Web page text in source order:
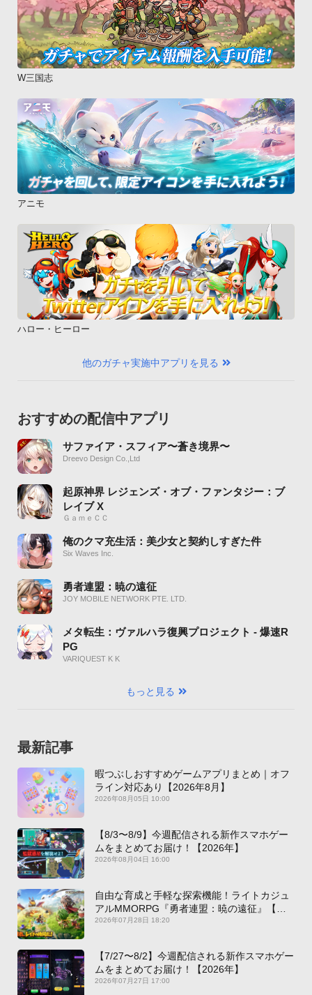
W三国志
アニモ
ハロー・ヒーロー
他のガチャ実施中アプリを見る
おすすめの配信中アプリ
サファイア・スフィア〜蒼き境界〜
Dreevo Design Co.,Ltd
起原神界 レジェンズ・オブ・ファンタジー：ブ
レイブ X
ＧａｍｅＣＣ
俺のクマ充生活：美少女と契約しすぎた件
Six Waves Inc.
勇者連盟：暁の遠征
JOY MOBILE NETWORK PTE. LTD.
メタ転生：ヴァルハラ復興プロジェクト - 爆速R
PG
VARIQUEST K K
もっと見る
最新記事
暇つぶしおすすめゲームアプリまとめ｜オフ
ライン対応あり【2026年8月】
2026年08月05日 10:00
【8/3〜8/9】今週配信される新作スマホゲー
ムをまとめてお届け！【2026年】
2026年08月04日 16:00
自由な育成と手軽な探索機能！ライトカジュ
アルMMORPG『勇者連盟：暁の遠征』【最
新作PICKUP】
2026年07月28日 18:20
【7/27〜8/2】今週配信される新作スマホゲー
ムをまとめてお届け！【2026年】
2026年07月27日 17:00